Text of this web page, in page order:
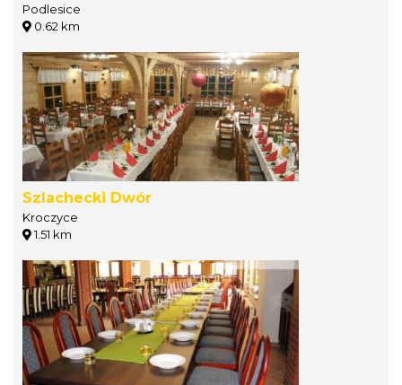
Podlesice
0.62 km
Szlachecki Dwór
Kroczyce
1.51 km